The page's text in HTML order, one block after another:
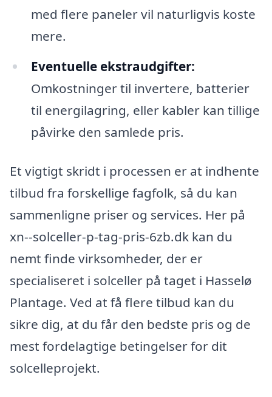
med flere paneler vil naturligvis koste
mere.
Eventuelle ekstraudgifter:
Omkostninger til invertere, batterier
til energilagring, eller kabler kan tillige
påvirke den samlede pris.
Et vigtigt skridt i processen er at indhente
tilbud fra forskellige fagfolk, så du kan
sammenligne priser og services. Her på
xn--solceller-p-tag-pris-6zb.dk kan du
nemt finde virksomheder, der er
specialiseret i solceller på taget i Hasselø
Plantage. Ved at få flere tilbud kan du
sikre dig, at du får den bedste pris og de
mest fordelagtige betingelser for dit
solcelleprojekt.